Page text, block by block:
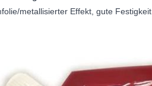
metallisierter Effekt, gute Festigkeit.